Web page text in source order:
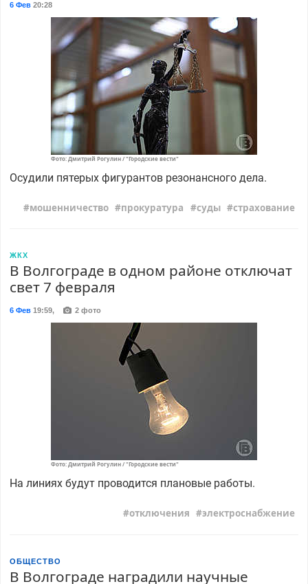
6 Фев20:28
Фото: Дмитрий Рогулин / "Городские вести"
Осудили пятерых фигурантов резонансного дела.
мошенничество прокуратура суды страхование
ЖКХ
В Волгограде в одном районе отключат
свет 7 февраля
6 Фев19:59, 2 фото
Фото: Дмитрий Рогулин / "Городские вести"
На линиях будут проводится плановые работы.
отключения электроснабжение
ОБЩЕСТВО
В Волгограде наградили научные